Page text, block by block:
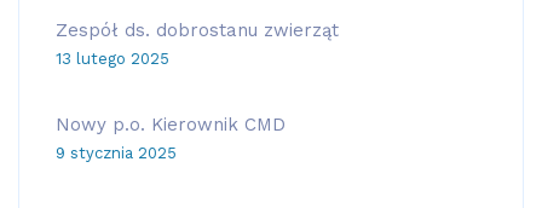
Zespół ds. dobrostanu zwierząt
13 lutego 2025
Nowy p.o. Kierownik CMD
9 stycznia 2025